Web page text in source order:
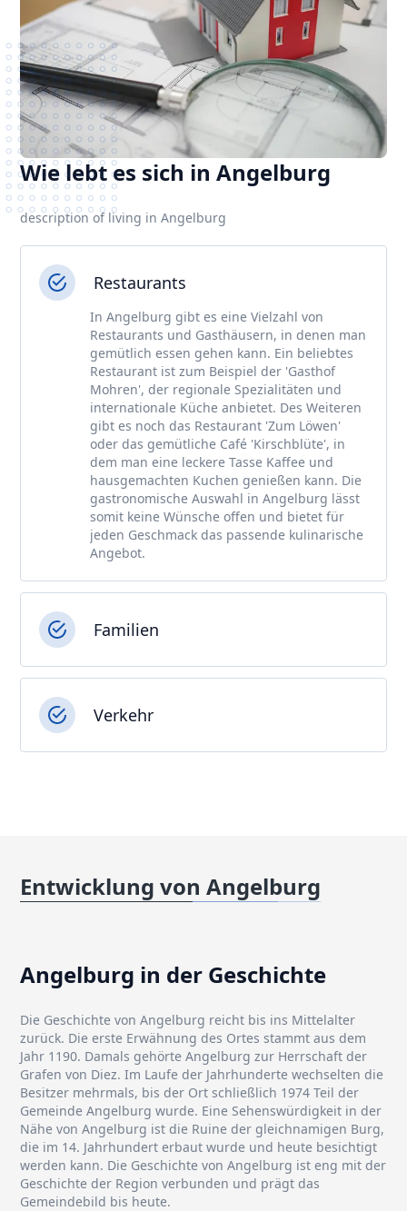
Wie lebt es sich in Angelburg
description of living in Angelburg
Restaurants
In Angelburg gibt es eine Vielzahl von
Restaurants und Gasthäusern, in denen man
gemütlich essen gehen kann. Ein beliebtes
Restaurant ist zum Beispiel der 'Gasthof
Mohren', der regionale Spezialitäten und
internationale Küche anbietet. Des Weiteren
gibt es noch das Restaurant 'Zum Löwen'
oder das gemütliche Café 'Kirschblüte', in
dem man eine leckere Tasse Kaffee und
hausgemachten Kuchen genießen kann. Die
gastronomische Auswahl in Angelburg lässt
somit keine Wünsche offen und bietet für
jeden Geschmack das passende kulinarische
Angebot.
Familien
Verkehr
Entwicklung von Angelburg
Angelburg in der Geschichte
Die Geschichte von Angelburg reicht bis ins Mittelalter
zurück. Die erste Erwähnung des Ortes stammt aus dem
Jahr 1190. Damals gehörte Angelburg zur Herrschaft der
Grafen von Diez. Im Laufe der Jahrhunderte wechselten die
Besitzer mehrmals, bis der Ort schließlich 1974 Teil der
Gemeinde Angelburg wurde. Eine Sehenswürdigkeit in der
Nähe von Angelburg ist die Ruine der gleichnamigen Burg,
die im 14. Jahrhundert erbaut wurde und heute besichtigt
werden kann. Die Geschichte von Angelburg ist eng mit der
Geschichte der Region verbunden und prägt das
Gemeindebild bis heute.